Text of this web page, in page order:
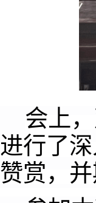
会上，
进行了
赞赏，